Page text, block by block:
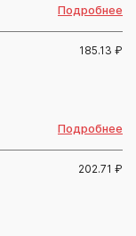
Подробнее
185.13 ₽
Подробнее
202.71 ₽